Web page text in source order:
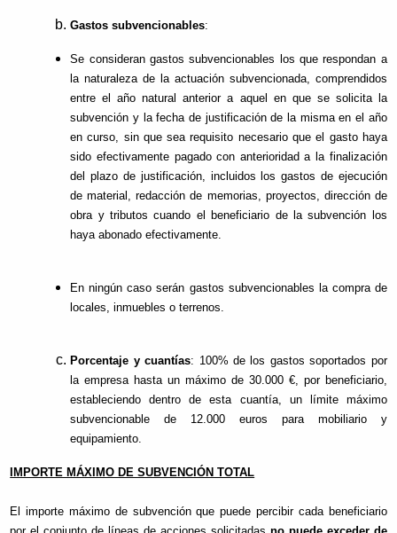
Gastos subvencionables:
Se consideran gastos subvencionables los que respondan a
la naturaleza de la actuación subvencionada, comprendidos
entre el año natural anterior a aquel en que se solicita la
subvención y la fecha de justificación de la misma en el año
en curso, sin que sea requisito necesario que el gasto haya
sido efectivamente pagado con anterioridad a la finalización
del plazo de justificación, incluidos los gastos de ejecución
de material, redacción de memorias, proyectos, dirección de
obra y tributos cuando el beneficiario de la subvención los
haya abonado efectivamente.
En ningún caso serán gastos subvencionables la compra de
locales, inmuebles o terrenos.
Porcentaje y cuantías: 100% de los gastos soportados por
la empresa hasta un máximo de 30.000 €, por beneficiario,
estableciendo dentro de esta cuantía, un límite máximo
subvencionable de 12.000 euros para mobiliario y
equipamiento.
IMPORTE MÁXIMO DE SUBVENCIÓN TOTAL
El importe máximo de subvención que puede percibir cada beneficiario